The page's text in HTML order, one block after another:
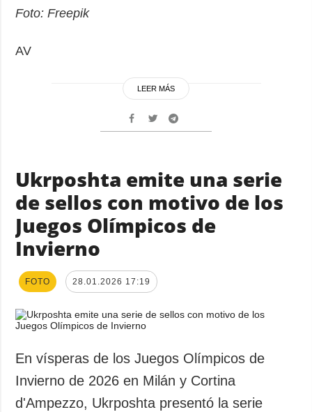
Foto: Freepik
AV
LEER MÁS
Ukrposhta emite una serie
de sellos con motivo de los
Juegos Olímpicos de
Invierno
FOTO 28.01.2026 17:19
En vísperas de los Juegos Olímpicos de
Invierno de 2026 en Milán y Cortina
d'Ampezzo, Ukrposhta presentó la serie